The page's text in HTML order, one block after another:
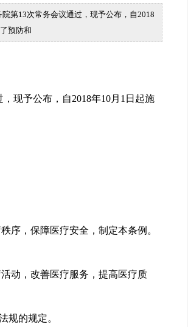
第13次常务会议通过，现予公布，自2018
预防和
现予公布，自2018年10月1日起施
序，保障医疗安全，制定本条例。
动，改善医疗服务，提高医疗质
规的规定。